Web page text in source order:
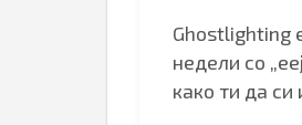
Ghostlighting
недели со
како ти да